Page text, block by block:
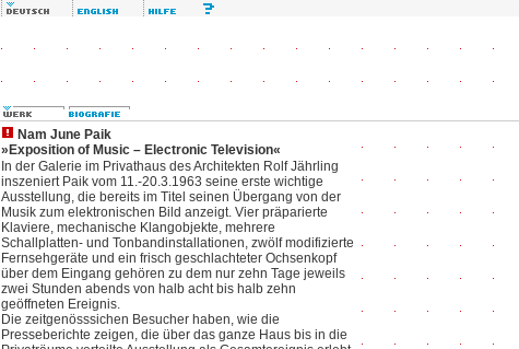
Nam June Paik
»Exposition of Music – Electronic Television«
In der Galerie im Privathaus des Architekten Rolf Jährling
inszeniert Paik vom 11.-20.3.1963 seine erste wichtige
Ausstellung, die bereits im Titel seinen Übergang von der
Musik zum elektronischen Bild anzeigt. Vier präparierte
Klaviere, mechanische Klangobjekte, mehrere
Schallplatten- und Tonbandinstallationen, zwölf modifizierte
Fernsehgeräte und ein frisch geschlachteter Ochsenkopf
über dem Eingang gehören zu dem nur zehn Tage jeweils
zwei Stunden abends von halb acht bis halb zehn
geöffneten Ereignis.
Die zeitgenösssichen Besucher haben, wie die
Presseberichte zeigen, die über das ganze Haus bis in die